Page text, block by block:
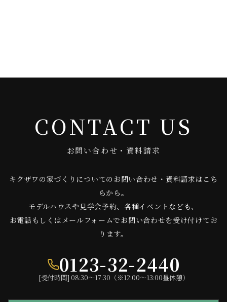
CONTACT US
お問い合わせ・資料請求
キクザワの家づくりについてのお問い合わせ・資料請求はこち
らから。
モデルハウスや見学会予約、各種イベントなども、
お電話もしくはメールフォームでお問い合わせを受け付けてお
ります。
0123-32-2440
[受付時間] 08:30〜17:30（※12:00〜13:00昼休憩）